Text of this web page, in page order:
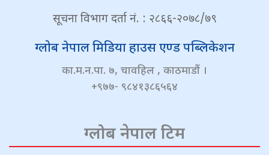
सूचना विभाग दर्ता नं. : २८६६-२०७८/७९
ग्लोब नेपाल मिडिया हाउस एण्ड पब्लिकेशन
का.म.न.पा. ७, चावहिल , काठमाडौं ।
+९७७- ९८४१३८६५६४
ग्लोब नेपाल टिम